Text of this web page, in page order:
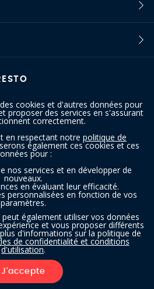
cookies et d'autres données pour
proposer des services en s'assurant
correctement.
en respectant notre politique de
également ces cookies et ces
pour :
nos services et en développer de
nouveaux.
en évaluant leur efficacité.
personnalisées en fonction de vos
paramètres.
également utiliser vos données
et vous proposer différents
d'informations sur la politique de
de confidentialité et conditions
d'utilisation.
J'accepte
‐ Tous droits réservés | JDC
Mettet 12 - 5640 Mettet (Belgique)